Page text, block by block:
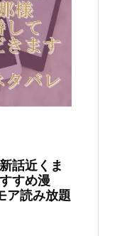
話近くま
すめ漫
ア読み放題